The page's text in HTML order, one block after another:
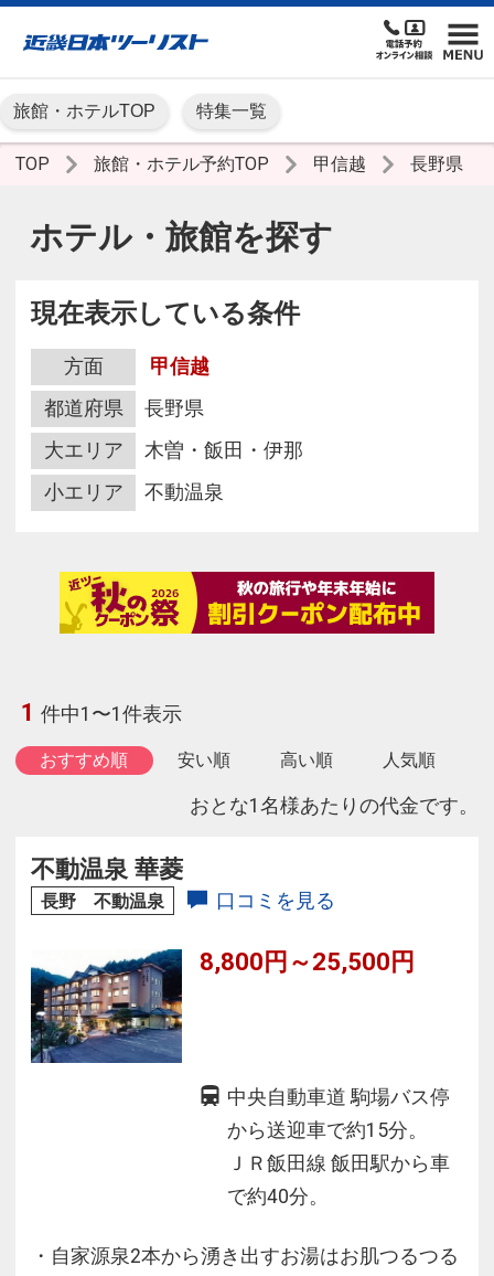
旅館・ホテルTOP 特集一覧
TOP 旅館・ホテル予約TOP 甲信越 長野県
ホテル・旅館を探す
現在表示している条件
方面
甲信越
都道府県
長野県
大エリア
木曽・飯田・伊那
小エリア
不動温泉
1 件中1〜1件表示
おすすめ順 安い順 高い順 人気順
おとな1名様あたりの代金です。
不動温泉 華菱
長野 不動温泉 口コミを見る
8,800円～25,500円
中央自動車道 駒場バス停
から送迎車で約15分。
ＪＲ飯田線 飯田駅から車
で約40分。
・自家源泉2本から湧き出すお湯はお肌つるつる